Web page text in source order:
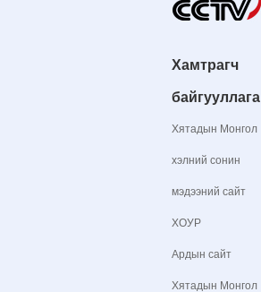
Хамтрагч
байгууллага
Хятадын Монгол
хэлний сонин
мэдээний сайт
ХОУР
Ардын сайт
Хятадын Монгол